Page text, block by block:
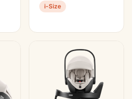
i-Size